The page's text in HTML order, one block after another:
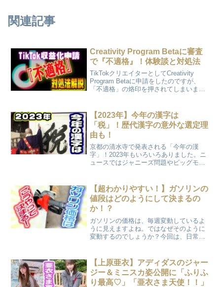
関連記事
Creativity Program Betaに審査
で『不適格』！体験談と対処法
TikTokクリエイターとしてCreativity
Program Betaに申請をしたのですが、
「不適格」の烙印を押されてしまいまし
【2023年】今年の漢字は
「税」！歴代漢字の意外な選定理
由も！
京都の清水寺で発表される「今年の漢
字」！2023年もいろいろありました。ニ
ュースではジャニーズ問題やビッグモー
字”が注目される日、どの漢字が選ばれる
のでしょうか？
【超わかりやすい！】ガソリンの
値段はどのようにして決まるの
か！？
ガソリンの価格は、毎週変動しているよ
うに見えますよね。ではなぜそのように
変動するのでしょうか？今回は、日常生
したいと思います！
【上原亜衣】アディダスのジャー
ジー＆ミニスカ姿公開に「ふりふ
り最高♡」「亜衣さま天使！！」